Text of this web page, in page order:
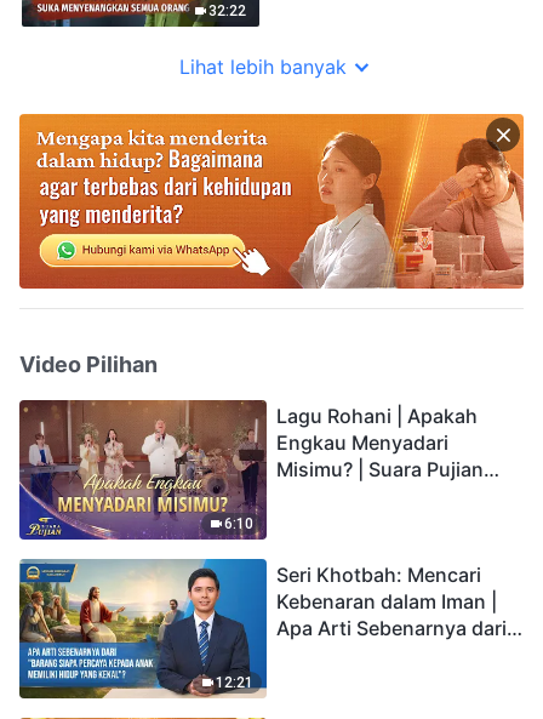
32:22
Lihat lebih banyak
Video Pilihan
6:10
Lagu Rohani | Apakah
Engkau Menyadari
Misimu? | Suara Pujian
12:21
Seri Khotbah: Mencari
Kebenaran dalam Iman |
Apa Arti Sebenarnya dari